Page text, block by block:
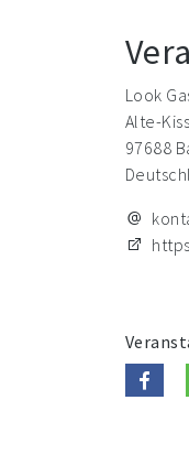
Look
Alte-
97688